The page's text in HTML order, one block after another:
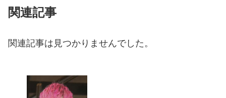
関連記事
関連記事は見つかりませんでした。